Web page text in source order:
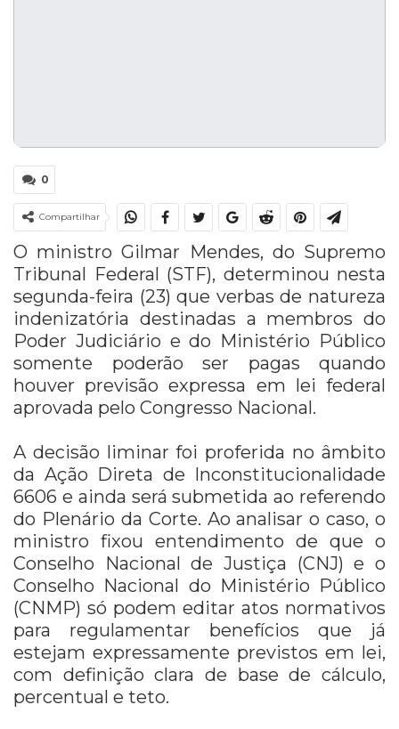
0
Compartilhar
O ministroGilmar Mendes, do Supremo
Tribunal Federal (STF), determinou nesta
segunda-feira (23) que verbas de natureza
indenizatória destinadas a membros do
Poder Judiciário e do Ministério Público
somente poderão ser pagas quando
houver previsão expressa em lei federal
aprovada pelo Congresso Nacional.
A decisão liminar foi proferida no âmbito
da Ação Direta de Inconstitucionalidade
6606 e ainda será submetida ao referendo
do Plenário da Corte. Ao analisar o caso, o
ministro fixou entendimento de que o
Conselho Nacional de Justiça (CNJ) e o
Conselho Nacional do Ministério Público
(CNMP) só podem editar atos normativos
para regulamentar benefícios que já
estejam expressamente previstos em lei,
com definição clara de base de cálculo,
percentual e teto.